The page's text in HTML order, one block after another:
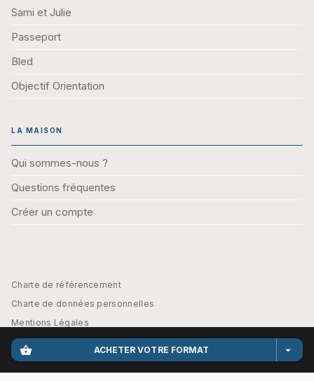
shopping_basket ACHETER VOTRE FORMAT arrow_drop_down
Sami et Julie
Passeport
Bled
Objectif Orientation
LA MAISON
Qui sommes-nous ?
Questions fréquentes
Créer un compte
Charte de référencement
Charte de données personnelles
Mentions Légales
Engagement durable
CGU